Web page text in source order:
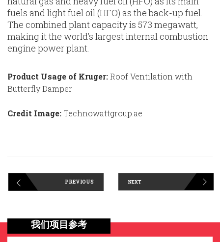
fuels and light fuel oil (HFO) as the back-up fuel.
The combined plant capacity is 573 megawatt,
making it the world’s largest internal combustion
engine power plant.
Product Usage of Kruger:Roof Ventilation with
Butterfly Damper
Credit Image: Technowattgroup.ae
PREVIOUS NEXT
我们项目参考